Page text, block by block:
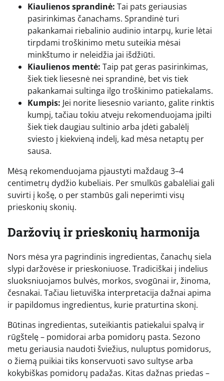
Kiaulienos sprandinė: Tai pats geriausias
pasirinkimas čanachams. Sprandinė turi
pakankamai riebalinio audinio intarpų, kurie lėtai
tirpdami troškinimo metu suteikia mėsai
minkštumo ir neleidžia jai išdžiūti.
Kiaulienos mentė: Taip pat geras pasirinkimas,
šiek tiek liesesnė nei sprandinė, bet vis tiek
pakankamai sultinga ilgo troškinimo patiekalams.
Kumpis: Jei norite liesesnio varianto, galite rinktis
kumpį, tačiau tokiu atveju rekomenduojama įpilti
šiek tiek daugiau sultinio arba įdėti gabalėlį
sviesto į kiekvieną indelį, kad mėsa netaptų per
sausa.
Mėsą rekomenduojama pjaustyti maždaug 3–4
centimetrų dydžio kubeliais. Per smulkūs gabalėliai gali
suvirti į košę, o per stambūs gali neperimti visų
prieskonių skonių.
Daržovių ir prieskonių harmonija
Nors mėsa yra pagrindinis ingredientas, čanachų siela
slypi daržovėse ir prieskoniuose. Tradiciškai į indelius
sluoksniuojamos bulvės, morkos, svogūnai ir, žinoma,
česnakai. Tačiau lietuviška interpretacija dažnai apima
ir papildomus ingredientus, kurie praturtina skonį.
Būtinas ingredientas, suteikiantis patiekalui spalvą ir
rūgštelę – pomidorai arba pomidorų pasta. Sezono
metu geriausia naudoti šviežius, nuluptus pomidorus,
o žiemą puikiai tiks konservuoti savo sultyse arba
kokybiškas pomidorų padažas. Kitas dažnas priedas –